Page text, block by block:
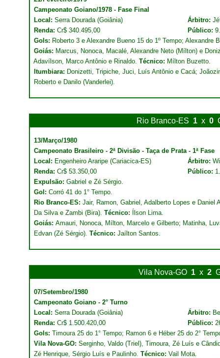
Campeonato Goiano/1978 - Fase Final
Local: Serra Dourada (Goiânia) Árbitro:
Renda: Cr$ 340.495,00 Público:
Gols: Roberto 3 e Alexandre Bueno 15 do 1º Tempo; Alexandre
Goiás: Marcus, Nonoca, Macalé, Alexandre Neto (Mílton) e
Adavílson, Marco Antônio e Rinaldo. Técnico: Mílton Buzetto.
Itumbiara: Donizetti, Tripiche, Juci, Luís Antônio e Cacá;
Roberto e Danilo (Vanderlei).
Rio Branco-ES 1 x 0
13/Março/1980
Campeonato Brasileiro - 2ª Divisão - Taça de Prata - 1ª Fase
Local: Engenheiro Araripe (Cariacica-ES) Árbitro:
Renda: Cr$ 53.350,00 Público:
Expulsão: Gabriel e Zé Sérgio.
Gol: Corró 41 do 1° Tempo.
Rio Branco-ES: Jair, Ramon, Gabriel, Adalberto Lopes e Daniel
Da Silva e Zambi (Bira). Técnico: Ílson Lima.
Goiás: Amauri, Nonoca, Mílton, Marcelo e Gilberto; Matinha,
Edvan (Zé Sérgio). Técnico: Jaílton Santos.
Vila Nova-GO 1 x 2
07/Setembro/1980
Campeonato Goiano - 2° Turno
Local: Serra Dourada (Goiânia) Árbitro:
Renda: Cr$ 1.500.420,00 Público:
Gols: Timoura 25 do 1° Tempo; Ramon 6 e Héber 25 do 2°
Vila Nova-GO: Serginho, Valdo (Triel), Timoura, Zé Luís e
Zé Henrique, Sérgio Luís e Paulinho. Técnico: Vail Mota.